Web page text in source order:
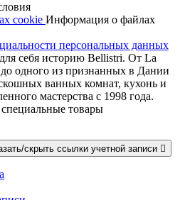
cookie Информация о файлах
персональных данных
себя историю Bellistri. От La
одного из признанных в Дании
ванных комнат, кухонь и
мастерства с 1998 года.
товары
скрыть ссылки учетной записи 